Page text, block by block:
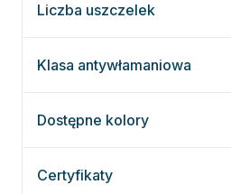
Liczba uszczelek
Klasa antywłamaniowa
Dostępne kolory
Certyfikaty